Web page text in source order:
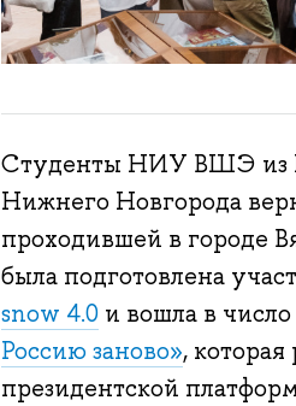
Студенты НИУ ВШЭ из
Нижнего Новгорода
проходившей в городе
была подготовлена
snow 4.0и вошла в
Россию заново»,
президентской